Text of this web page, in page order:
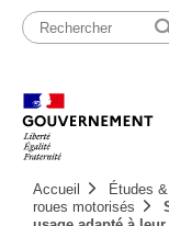
Passer
contenu
principale
Accueil Études
roues motorisés